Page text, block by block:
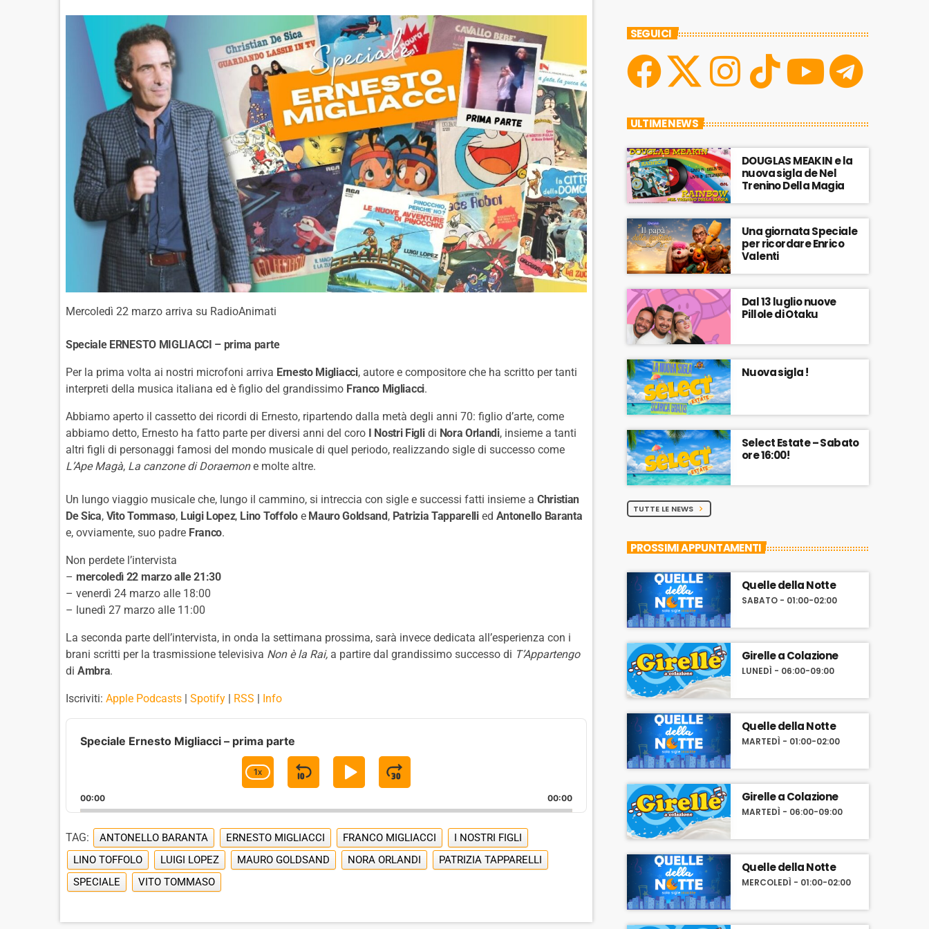
Mercoledì 22 marzo arriva su RadioAnimati
Speciale ERNESTO MIGLIACCI – prima parte
Per la prima volta ai nostri microfoni arriva Ernesto Migliacci, autore e compositore che ha scritto per tanti
interpreti della musica italiana ed è figlio del grandissimo Franco Migliacci.
Abbiamo aperto il cassetto dei ricordi di Ernesto, ripartendo dalla metà degli anni 70: figlio d’arte, come
abbiamo detto, Ernesto ha fatto parte per diversi anni del coro I Nostri Figlidi Nora Orlandi, insieme a tanti
altri figli di personaggi famosi del mondo musicale di quel periodo, realizzando sigle di successo come
L’Ape Magà, La canzone di Doraemone molte altre.
Un lungo viaggio musicale che, lungo il cammino, si intreccia con sigle e successi fatti insieme a Christian
De Sica, Vito Tommaso, Luigi Lopez, Lino ToffoloeMauro Goldsand, Patrizia Tapparellied Antonello Baranta
e, ovviamente, suo padre Franco.
Non perdete l’intervista
– mercoledì 22 marzo alle 21:30
– venerdì 24 marzo alle 18:00
– lunedì 27 marzo alle 11:00
La seconda parte dell’intervista, in onda la settimana prossima, sarà invece dedicata all’esperienza con i
brani scritti per la trasmissione televisiva Non è la Rai, a partire dal grandissimo successo di T’Appartengo
di Ambra.
Iscriviti: Apple Podcasts | Spotify | RSS | Info
A
l
y
e
r
Speciale Ernesto Migliacci – prima parte
C
H
A
G
E
P
L
1X
S
I
P
B
A
K
P
A
Y
P
A
S
J
M
P
F
O
W
00:00 00:00
TAG: ANTONELLO BARANTA ERNESTO MIGLIACCI FRANCO MIGLIACCI
I NOSTRI FIGLI
LINO TOFFOLO
LUIGI LOPEZ MAURO GOLDSAND NORA ORLANDI
PATRIZIA TAPPARELLI
SPECIALE
VITO TOMMASO
SEGUICI
ULTIME NEWS
DOUGLAS MEAKIN e la
nuova sigla de Nel
Trenino Della Magia
Una giornata Speciale
per ricordare Enrico
Valenti
Dal 13 luglio nuove
Pillole di Otaku
Nuova sigla !
Select Estate – Sabato
ore 16:00!
TUTTE LE NEWS chevron_right
PROSSIMI APPUNTAMENTI
Quelle della Notte
SABATO - 01:00-02:00
Girelle a Colazione
LUNEDÌ - 06:00-09:00
Quelle della Notte
MARTEDÌ - 01:00-02:00
Girelle a Colazione
MARTEDÌ - 06:00-09:00
Quelle della Notte
MERCOLEDÌ - 01:00-02:00